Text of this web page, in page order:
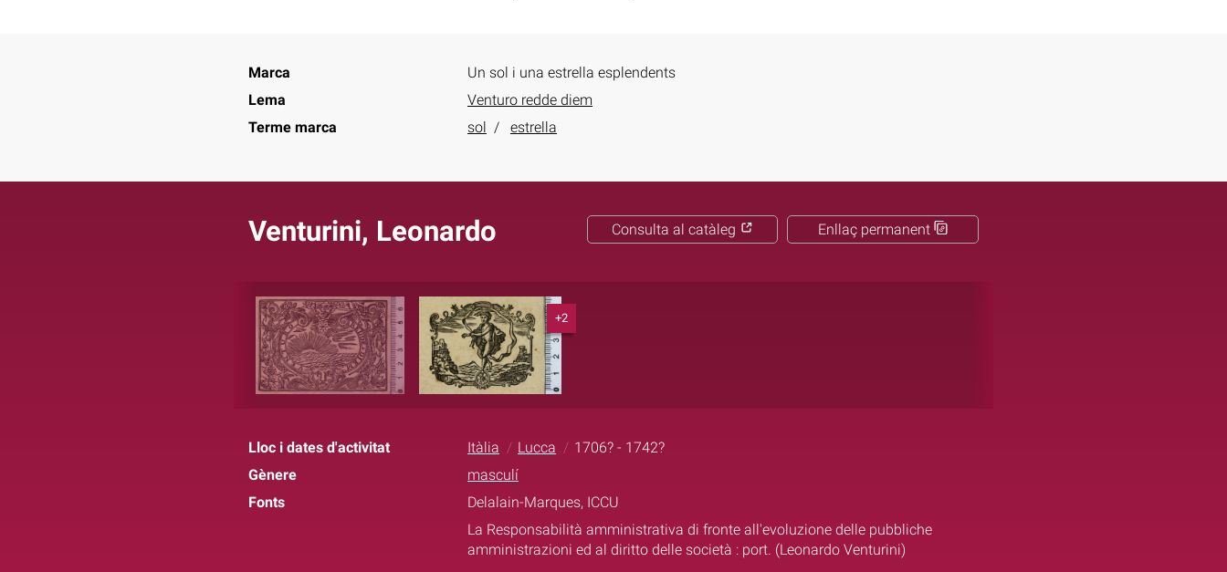
Marca
Un sol i una estrella esplendents
Lema
Venturo redde diem
Terme marca
sol estrella
Venturini, Leonardo Enllaç permanent
Consulta al catàleg
+2
Lloc i dates d'activitat Itàlia Lucca
1706? - 1742?
Gènere
masculí
Fonts
Delalain-Marques, ICCU
La Responsabilità amministrativa di fronte all'evoluzione delle pubbliche
amministrazioni ed al diritto delle società : port. (Leonardo Venturini)